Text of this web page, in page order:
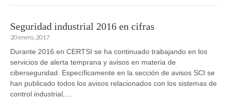
Seguridad industrial 2016 en cifras
20 enero, 2017
Durante 2016 en CERTSI se ha continuado trabajando en los
servicios de alerta temprana y avisos en materia de
ciberseguridad. Específicamente en la sección de avisos SCI se
han publicado todos los avisos relacionados con los sistemas de
control industrial,…